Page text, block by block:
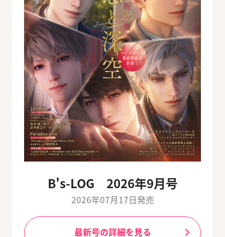
B's-LOG 2026年9月号
2026年07月17日発売
最新号の詳細を見る